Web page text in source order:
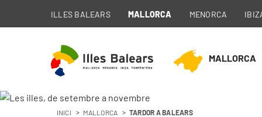
ILLES BALEARS MALLORCA MENORCA
MALLORCA
INICI MALLORCA TARDOR A BALEARS